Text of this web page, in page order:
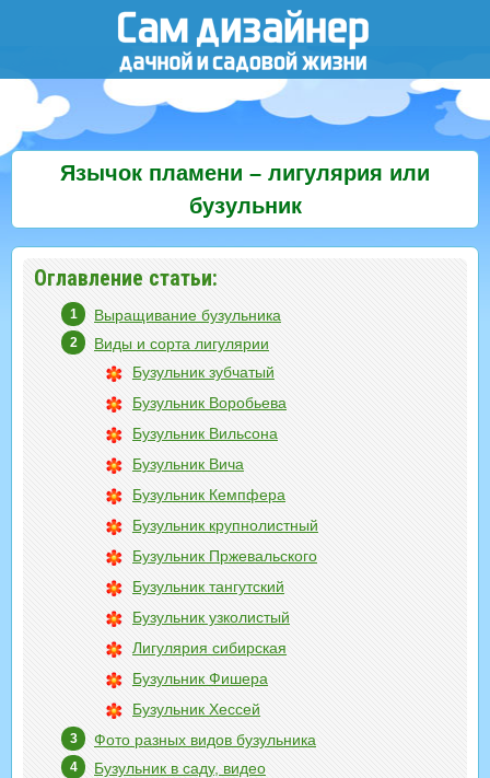
Язычок пламени – лигулярия или
бузульник
Оглавление статьи:
Выращивание бузульника
Виды и сорта лигулярии
Бузульник зубчатый
Бузульник Воробьева
Бузульник Вильсона
Бузульник Вича
Бузульник Кемпфера
Бузульник крупнолистный
Бузульник Пржевальского
Бузульник тангутский
Бузульник узколистый
Лигулярия сибирская
Бузульник Фишера
Бузульник Хессей
Фото разных видов бузульника
Бузульник в саду, видео